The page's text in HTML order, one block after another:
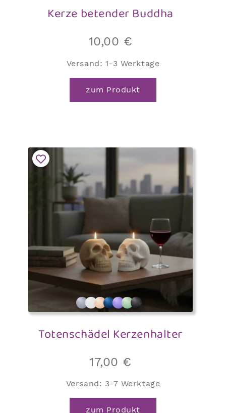
Kerze betender Buddha
10,00 €
Versand: 1-3 Werktage
zum Produkt
Totenschädel Kerzenhalter
17,00 €
Versand: 3-7 Werktage
zum Produkt